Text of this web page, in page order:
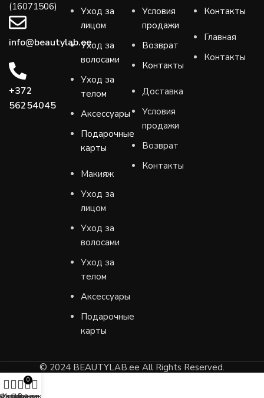
(16071506)
info@beautylab.ee
+372
56254045
Уход за
лицом
Уход за
волосами
Уход за
телом
Аксессуары
Подарочные
карты
Макияж
Уход за
лицом
Уход за
волосами
Уход за
телом
Аксессуары
Подарочные
карты
Условия
продажи
Возврат
Контакты
Доставка
Условия
продажи
Возврат
Контакты
Контакты
Главная
Контакты
© 2024 BEAUTYLAB.ee All Rights Reserved.
0